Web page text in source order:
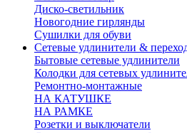
Диско-светильник
Новогодние гирлянды
Сушилки для обуви
Сетевые удлинители &
Бытовые сетевые удлинители
Колодки для сетевых
Ремонтно-монтажные
НА КАТУШКЕ
НА РАМКЕ
Розетки и выключатели